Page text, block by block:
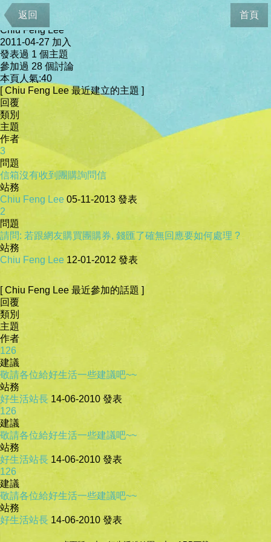
返回 首頁
會員資料
Chiu Feng Lee
2011-04-27 加入
發表過 1 個主題
參加過 28 個討論
本頁人氣:40
[ Chiu Feng Lee 最近建立的主題 ]
回覆
類別
主題
作者
3
問題
信箱沒有收到團購詢問信
站務
Chiu Feng Lee 05-11-2013 發表
2
問題
請問: 若跟網友購買團購券, 錢匯了確無回應要如何處理 ?
站務
Chiu Feng Lee 12-01-2012 發表
[ Chiu Feng Lee 最近參加的話題 ]
回覆
類別
主題
作者
126
建議
敬請各位給好生活一些建議吧~~
站務
好生活站長 14-06-2010 發表
126
建議
敬請各位給好生活一些建議吧~~
站務
好生活站長 14-06-2010 發表
126
建議
敬請各位給好生活一些建議吧~~
站務
好生活站長 14-06-2010 發表